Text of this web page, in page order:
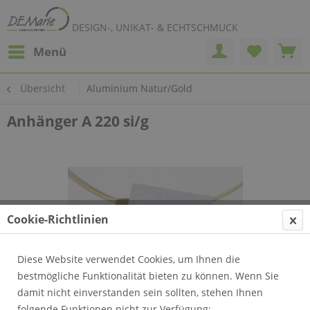
DESIGN-, UNIKAT- & ECHTSCHMUCK
Menü
Übersicht Aluminium Natur/Gold
Anhänger A 220 si/g
Cookie-Richtlinien
Diese Website verwendet Cookies, um Ihnen die
bestmögliche Funktionalität bieten zu können. Wenn Sie
damit nicht einverstanden sein sollten, stehen Ihnen